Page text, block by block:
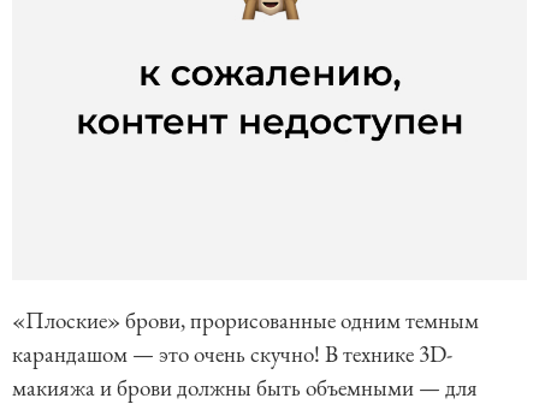
«Плоские» брови, прорисованные одним темным
карандашом — это очень скучно! В технике 3D-
макияжа и брови должны быть объемными — для